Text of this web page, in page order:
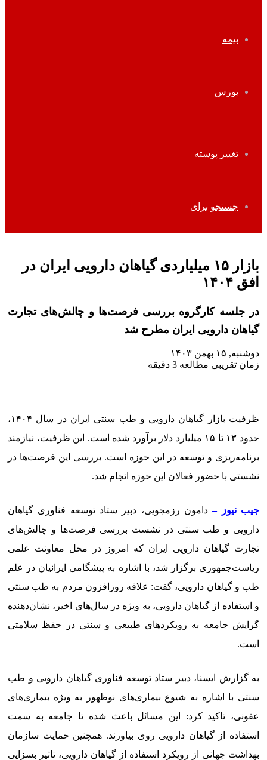
بیمه
بورس
تغییر پوسته
جستجو برای
بازار ۱۵ میلیاردی گیاهان دارویی ایران در
افق ۱۴۰۴
در جلسه کارگروه بررسی فرصت‌ها و چالش‌های تجارت
گیاهان دارویی ایران مطرح شد
دوشنبه, ۱۵ بهمن ۱۴۰۳
زمان تقریبی مطالعه 3 دقیقه
ظرفیت بازار گیاهان دارویی و طب سنتی ایران در سال ۱۴۰۴،
حدود ۱۳ تا ۱۵ میلیارد دلار برآورد شده است. این ظرفیت، نیازمند
برنامه‌ریزی و توسعه در این حوزه است. بررسی این فرصت‌ها در
نشستی با حضور فعالان این حوزه انجام شد.
جیب نیوز – دامون رزمجویی، دبیر ستاد توسعه فناوری گیاهان
دارویی و طب سنتی در نشست بررسی فرصت‌ها و چالش‌های
تجارت گیاهان دارویی ایران که امروز در محل معاونت علمی
ریاست‌جمهوری برگزار شد، با اشاره به پیشگامی ایرانیان در علم
طب و گیاهان دارویی، گفت: علاقه روزافزون مردم به طب سنتی
و استفاده از گیاهان دارویی، به ویژه در سال‌های اخیر، نشان‌دهنده
گرایش جامعه به رویکردهای طبیعی و سنتی در حفظ سلامتی
است.
به گزارش ایسنا، دبیر ستاد توسعه فناوری گیاهان دارویی و طب
سنتی با اشاره به شیوع بیماری‌های نوظهور به ویژه بیماری‌های
عفونی، تاکید کرد: این مسائل باعث شده تا جامعه به سمت
استفاده از گیاهان دارویی روی بیاورند. همچنین حمایت سازمان
بهداشت جهانی از رویکرد استفاده از گیاهان دارویی، تاثیر بسزایی